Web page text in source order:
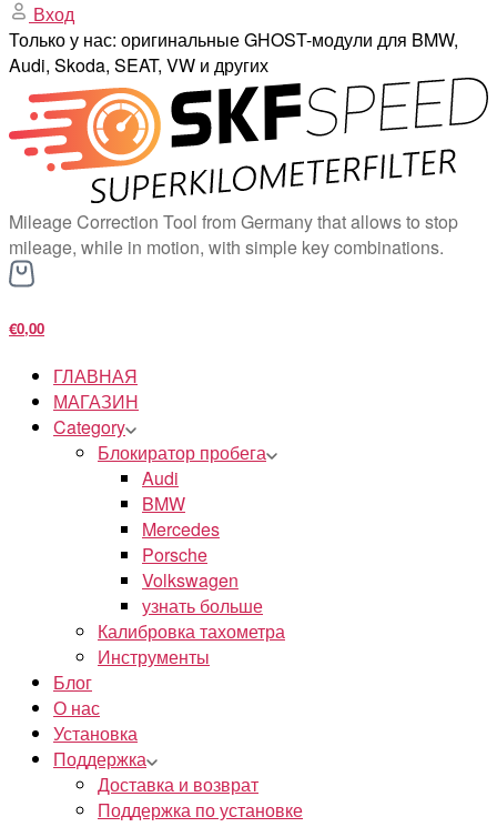
Вход
Только у нас: оригинальные GHOST-модули для BMW,
Audi, Skoda, SEAT, VW и других
Mileage Correction Tool from Germany that allows to stop
mileage, while in motion, with simple key combinations.
€0,00
ГЛАВНАЯ
МАГАЗИН
Category
Блокиратор пробега
Audi
BMW
Mercedes
Porsche
Volkswagen
узнать больше
Калибровка тахометра
Инструменты
Блог
О нас
Установка
Поддержка
Доставка и возврат
Поддержка по установке